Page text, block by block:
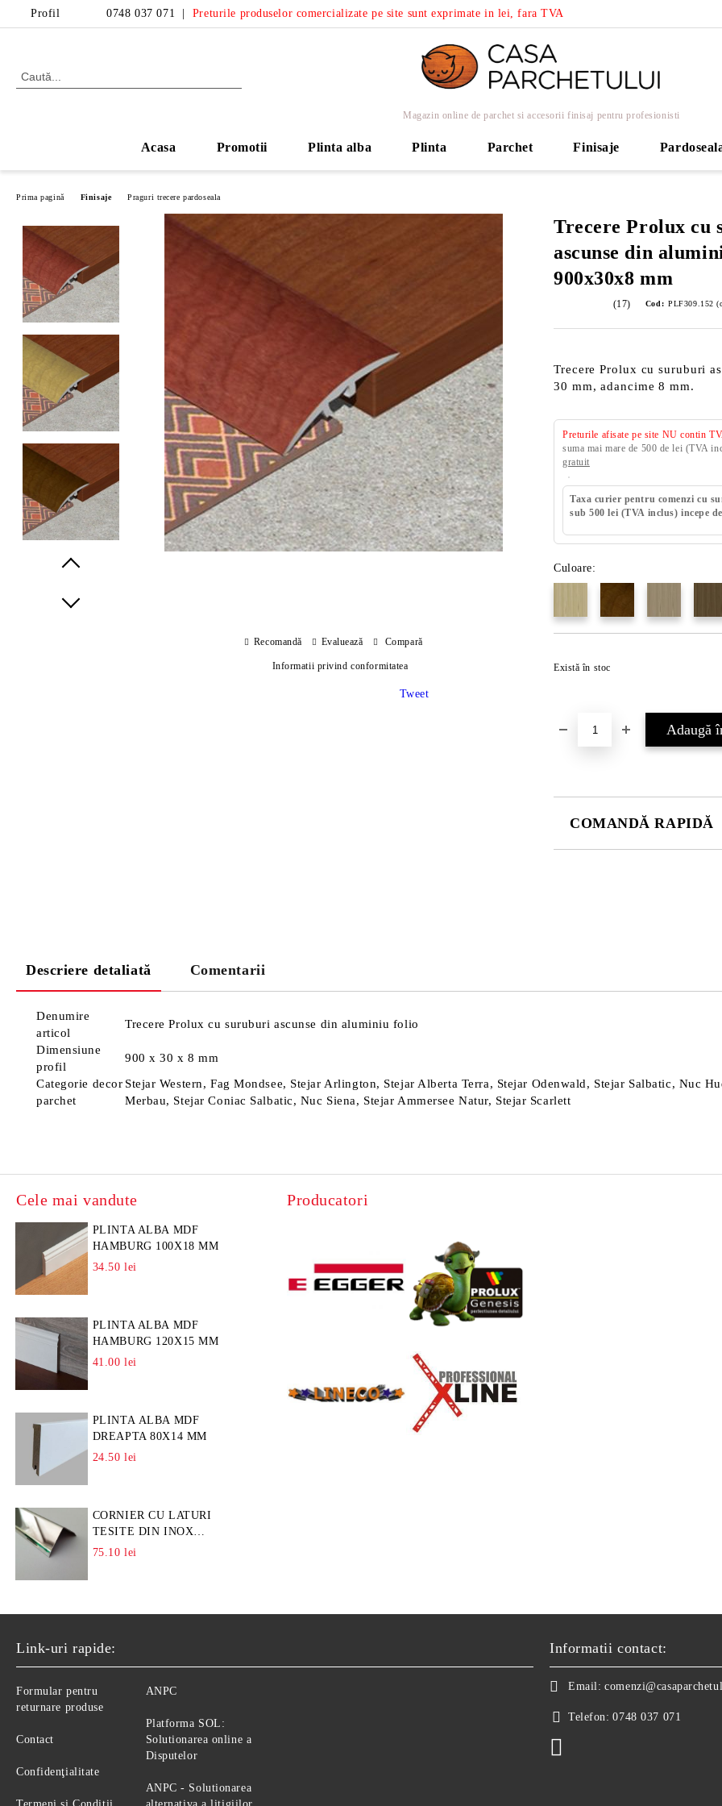
Profil 0748 037 071 Preturile produselor comercializate pe site sunt exprimate in lei, fara TVA
Magazin online de parchet si accesorii finisaj pentru profesionisti
Acasa Promotii Plinta alba Plinta Parchet Finisaje
Prima pagină Finisaje Praguri trecere pardoseala
Trecere Prolux cu
ascunse din
900x30x8 mm
(17) Cod: PLF309.152
Trecere Prolux cu suruburi
30 mm, adancime 8 mm.
Preturile afisate pe site NU contin
suma mai mare de 500 de lei (TVA
gratuit
Taxa curier pentru comenzi cu
sub 500 lei (TVA inclus) incepe
Culoare:
Există în stoc
COMANDĂ RAPIDĂ
Recomandă Evaluează Compară
Informatii privind conformitatea
Tweet
Descriere detaliată Comentarii
Denumire
articol
Trecere Prolux cu suruburi ascunse din aluminiu folio
Dimensiune
profil
900 x 30 x 8 mm
Categorie decor
parchet
Stejar Western, Fag Mondsee, Stejar Arlington, Stejar Alberta Terra, Stejar Odenwald, Stejar Salbatic, Nuc
Merbau, Stejar Coniac Salbatic, Nuc Siena, Stejar Ammersee Natur, Stejar Scarlett
Cele mai vandute
PLINTA ALBA MDF
HAMBURG 100X18 MM
34.50 lei
PLINTA ALBA MDF
HAMBURG 120X15 MM
41.00 lei
PLINTA ALBA MDF
DREAPTA 80X14 MM
24.50 lei
CORNIER CU LATURI
TESITE DIN INOX
L=A=25MM
75.10 lei
Producatori
Link-uri rapide:
Formular pentru
returnare produse
Contact
Confidenţialitate
ANPC
Platforma SOL:
Solutionarea online a
Disputelor
ANPC - Solutionarea
Informatii contact:
Email:
Telefon: 0748 037 071